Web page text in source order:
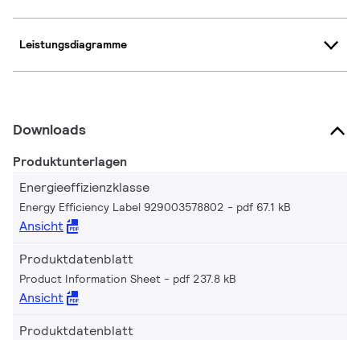
Leistungsdiagramme
Downloads
Produktunterlagen
Energieeffizienzklasse
Energy Efficiency Label 929003578802 pdf 67.1 kB
Ansicht
Produktdatenblatt
Product Information Sheet pdf 237.8 kB
Ansicht
Produktdatenblatt